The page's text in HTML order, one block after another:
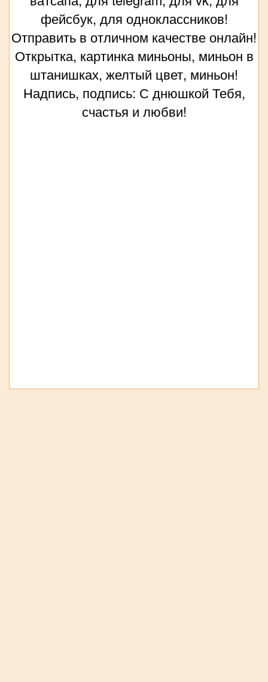
фейсбук, для одноклассников!
Отправить в отличном качестве онлайн!
Открытка, картинка миньоны, миньон в
штанишках, желтый цвет, миньон!
Надпись, подпись: С днюшкой Тебя,
счастья и любви!